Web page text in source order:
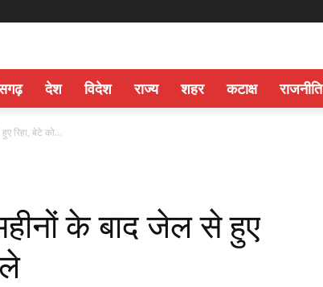
देश विदेश राज्य शहर कटाक्ष राजनीति
रिहा, बेटे को...
के बाद जेल से हुए